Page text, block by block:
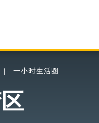
一小时生活圈